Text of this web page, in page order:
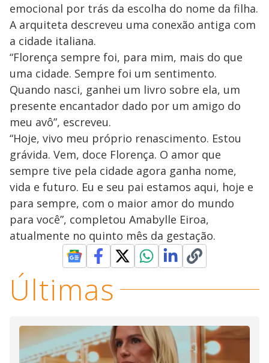
emocional por trás da escolha do nome da filha.
A arquiteta descreveu uma conexão antiga com
a cidade italiana.
“Florença sempre foi, para mim, mais do que
uma cidade. Sempre foi um sentimento.
Quando nasci, ganhei um livro sobre ela, um
presente encantador dado por um amigo do
meu avô”, escreveu.
“Hoje, vivo meu próprio renascimento. Estou
grávida. Vem, doce Florença. O amor que
sempre tive pela cidade agora ganha nome,
vida e futuro. Eu e seu pai estamos aqui, hoje e
para sempre, com o maior amor do mundo
para você”, completou Amabylle Eiroa,
atualmente no quinto mês da gestação.
Últimas